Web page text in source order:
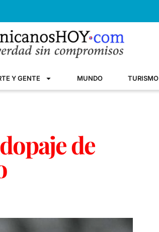
Y GENTE MUNDO TURISMO
de